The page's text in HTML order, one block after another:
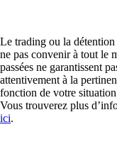
Le trading ou la
ne pas convenir à tout le
passées ne garantissent
attentivement à la
fonction de votre
Vous trouverez plus
ici.